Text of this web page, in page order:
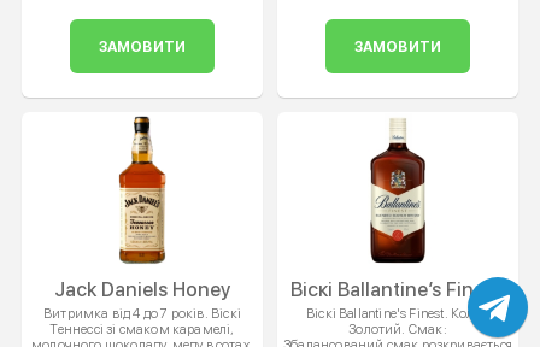
ЗАМОВИТИ
неймовірно тривалий і м'який.
Країна: Ірландія, Дублін. Міцність:
40%
ЗАМОВИТИ
Jack Daniels Honey
Витримка від 4 до 7 років. Віскі
Теннессі зі смаком карамелі,
Віскі Ballantine’s Finestl
Віскі Ballantine's Finest. Колір:
Золотий. Смак: